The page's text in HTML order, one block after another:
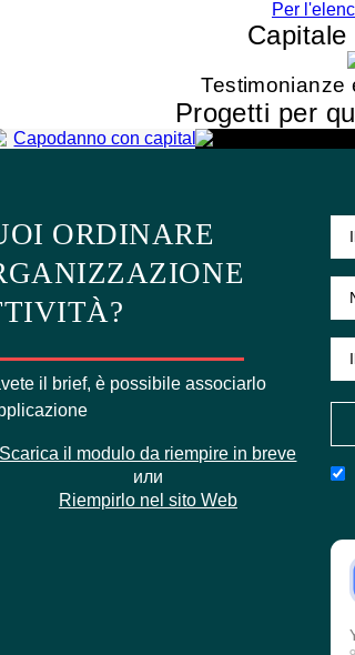
Per
Testimonianze
Progetti per
uomo di 50-200
ORDINARE
il brief, è possibile associarlo
Scarica il modulo da riempire in breve
или
Riempirlo nel sito Web